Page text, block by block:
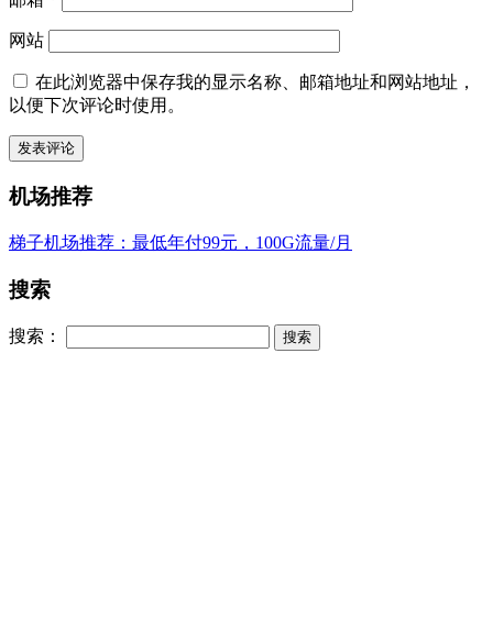
网站
在此浏览器中保存我的显示名称、邮箱地址和网站地址，
以便下次评论时使用。
机场推荐
梯子机场推荐：最低年付99元，100G流量/月
搜索
搜索：